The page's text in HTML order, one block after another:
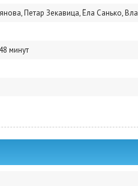
Ёла Санько, Владимир Жеребцов, Амбарцум Кабанян, Ольга Дибцева, Юрий Быков, Алексей Утин, Сергей Чирков, Алексей Литвиненко
минут